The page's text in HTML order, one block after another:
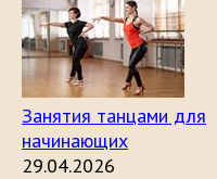
Занятия танцами для
начинающих
29.04.2026